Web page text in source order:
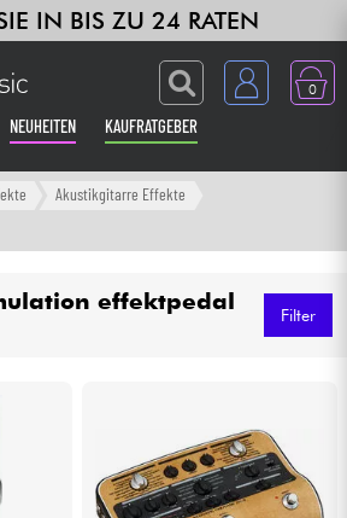
IN BIS ZU 24 RATEN
0
NEUHEITEN KAUFRATGEBER
Akustikgitarre Effekte
effektpedal
Filter